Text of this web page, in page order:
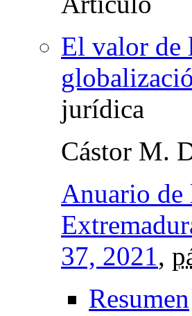
El valor de
jurídica
Cástor M.
Anuario de
37, 2021,
Resumen